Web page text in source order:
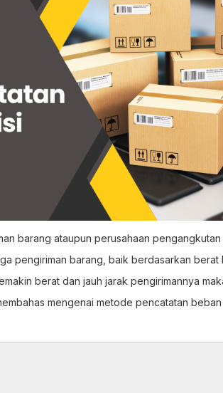
barang ataupun perusahaan pengangkutan
pengiriman barang, baik berdasarkan berat
berat dan jauh jarak pengirimannya
mengenai metode pencatatan